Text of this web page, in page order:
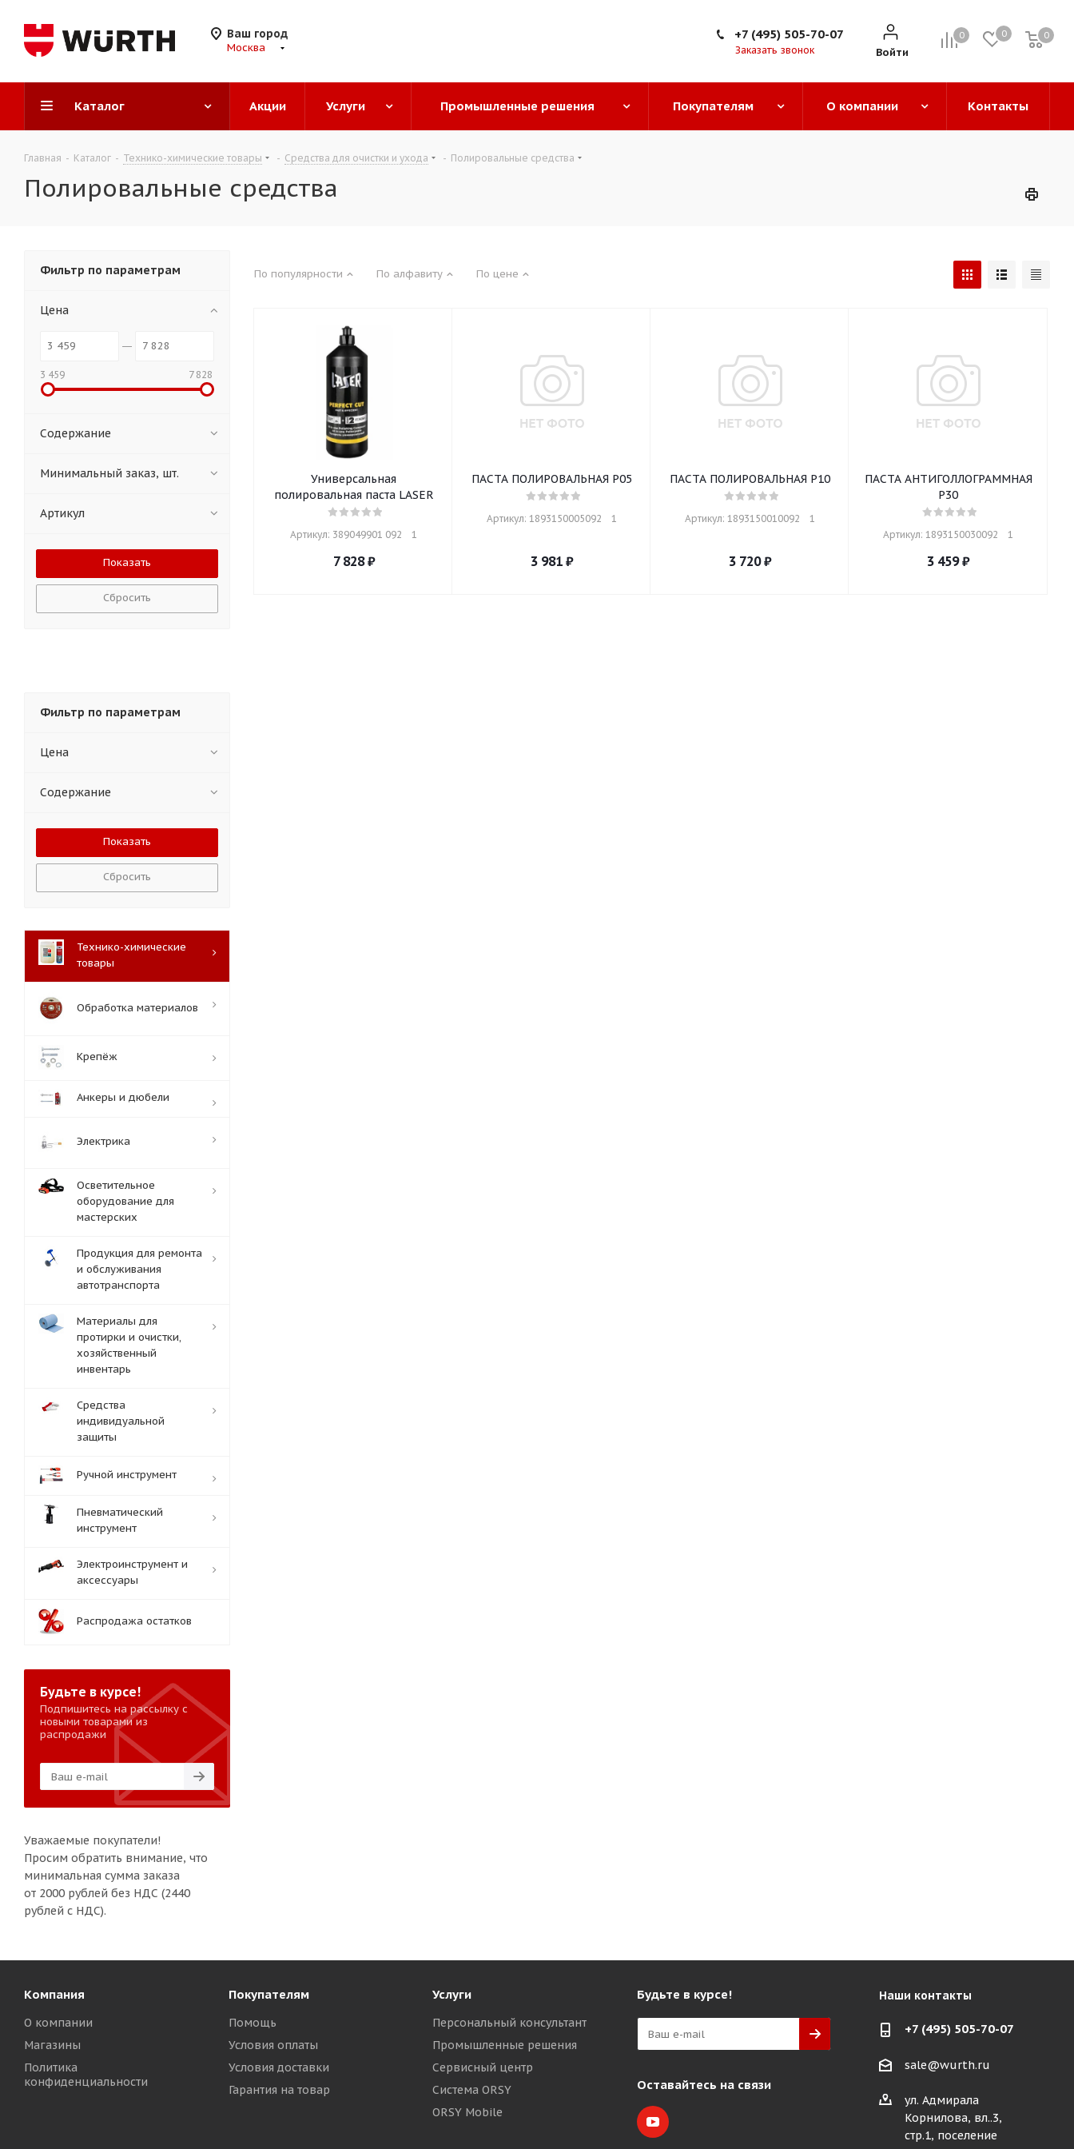
Ваш город
Москва
0 0 0
0
Войти
+7 (495) 505-70-07
Заказать звонок
Каталог Акции Услуги Промышленные решения Покупателям О компании Контакты
Главная - Каталог - Технико-химические товары - Средства для очистки и ухода - Полировальные средства
Полировальные средства
По популярности По алфавиту По цене
Универсальная
полировальная паста LASER
Артикул: 389049901 092    1
7 828₽
ПАСТА ПОЛИРОВАЛЬНАЯ Р05
Артикул: 1893150005092    1
3 981 ₽
ПАСТА ПОЛИРОВАЛЬНАЯ Р10
Артикул: 1893150010092    1
3 720₽
ПАСТА АНТИГОЛЛОГРАММНАЯ
Р30
Артикул: 1893150030092    1
3 459₽
Фильтр по параметрам
Цена
3 459 7 828
Содержание
Минимальный заказ, шт.
Артикул
Сбросить
Фильтр по параметрам
Цена
Содержание
Сбросить
Технико-химические
товары
Обработка материалов
Крепёж
Анкеры и дюбели
Электрика
Осветительное
оборудование для
мастерских
Продукция для ремонта
и обслуживания
автотранспорта
Материалы для
протирки и очистки,
хозяйственный
инвентарь
Средства
индивидуальной
защиты
Ручной инструмент
Пневматический
инструмент
Электроинструмент и
аксессуары
Распродажа остатков
Будьте в курсе!
Подпишитесь на рассылку с
новыми товарами из
распродажи
Уважаемые покупатели!
Просим обратить внимание, что
минимальная сумма заказа
от 2000 рублей без НДС (2440
рублей с НДС).
Компания
О компании
Магазины
Политика
конфиденциальности
Покупателям
Помощь
Условия оплаты
Условия доставки
Гарантия на товар
Услуги
Персональный консультант
Промышленные решения
Сервисный центр
Система ORSY
ORSY Mobile
Будьте в курсе!
Оставайтесь на связи
Наши контакты
+7 (495) 505-70-07
sale@wurth.ru
ул. Адмирала
Корнилова, вл..3,
стр.1, поселение